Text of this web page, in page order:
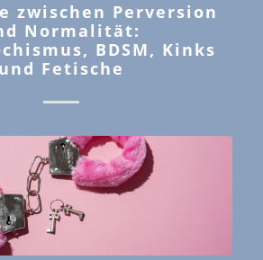
zwischen Perversion
Normalität:
BDSM, Kinks
und Fetische